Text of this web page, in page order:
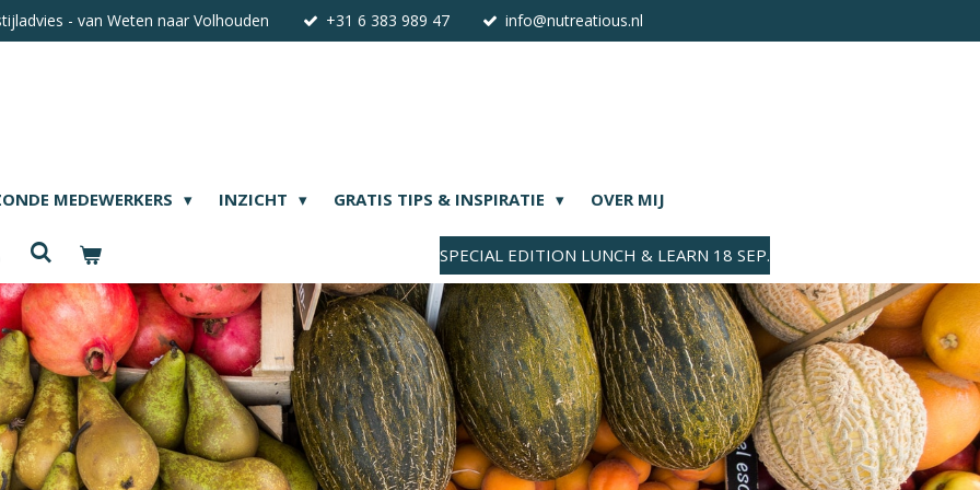
- van Weten naar Volhouden +31 6 383 989 47 info@nutreatious.nl
MEDEWERKERS INZICHT GRATIS TIPS & INSPIRATIE OVER MIJ
SPECIAL EDITION LUNCH & LEARN 18 SEP.